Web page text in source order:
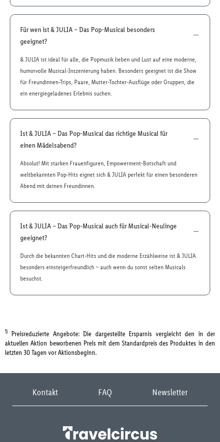
Für wen ist & JULIA – Das Pop-Musical besonders
geeignet?
& JULIA ist ideal für alle, die Popmusik lieben und Lust auf eine moderne,
humorvolle Musical-Inszenierung haben. Besonders geeignet ist die Show
für Freundinnen-Trips, Paare, Mutter-Tochter-Ausflüge oder Gruppen, die
ein energiegeladenes Erlebnis suchen.
Ist & JULIA – Das Pop-Musical das richtige Musical für
einen Mädelsabend?
Absolut! Mit starken Frauenfiguren, Empowerment-Botschaft und
weltbekannten Pop-Hits eignet sich & JULIA perfekt für einen besonderen
Abend mit deinen Freundinnen.
Ist & JULIA – Das Pop-Musical auch für Musical-Neulinge
geeignet?
Durch die bekannten Chart-Hits und die moderne Erzählweise ist & JULIA
besonders einsteigerfreundlich – auch wenn du sonst selten Musicals
besuchst.
1) Preisreduzierte Angebote: Die dargestellte Ersparnis vergleicht den in der
aktuellen Aktion beworbenen Preis mit dem Standardpreis des Produktes in den
letzten 30 Tagen vor Aktionsbeginn.
Kontakt FAQ Newsletter